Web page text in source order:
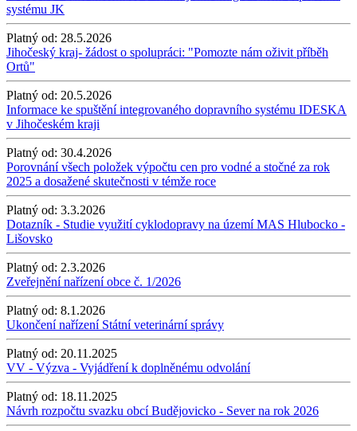
systému JK
Platný od: 28.5.2026
Jihočeský kraj- žádost o spolupráci: "Pomozte nám oživit příběh
Ortů"
Platný od: 20.5.2026
Informace ke spuštění integrovaného dopravního systému IDESKA
v Jihočeském kraji
Platný od: 30.4.2026
Porovnání všech položek výpočtu cen pro vodné a stočné za rok
2025 a dosažené skutečnosti v témže roce
Platný od: 3.3.2026
Dotazník - Studie využití cyklodopravy na území MAS Hlubocko -
Lišovsko
Platný od: 2.3.2026
Zveřejnění nařízení obce č. 1/2026
Platný od: 8.1.2026
Ukončení nařízení Státní veterinární správy
Platný od: 20.11.2025
VV - Výzva - Vyjádření k doplněnému odvolání
Platný od: 18.11.2025
Návrh rozpočtu svazku obcí Budějovicko - Sever na rok 2026